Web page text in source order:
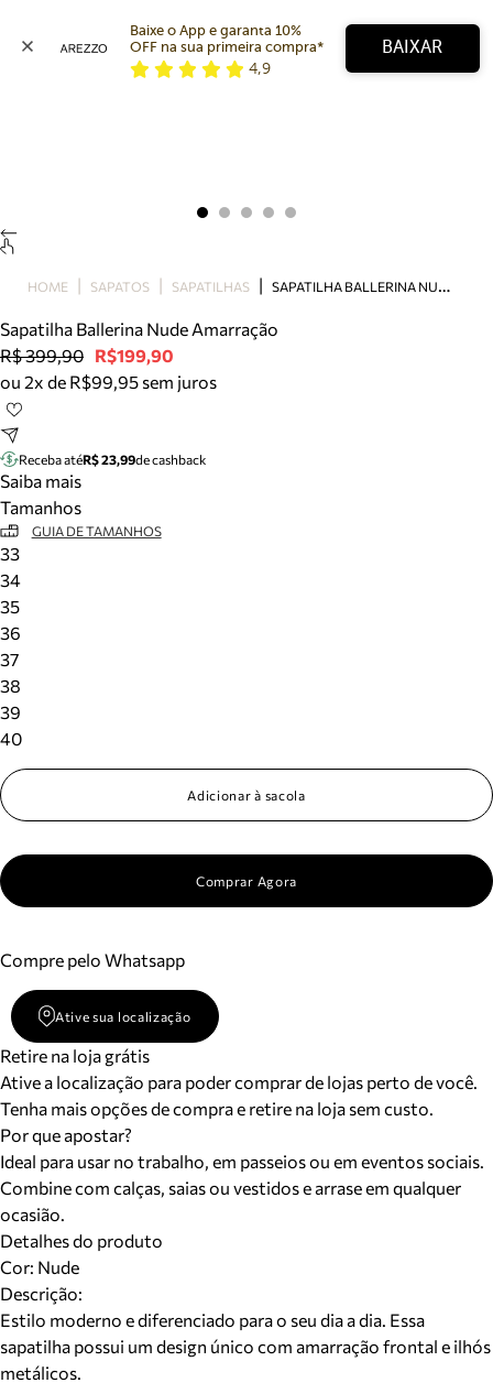
Bolsa
Tamanco
Tênis
Mule
Tire dúvidas sobre pedidos, devoluções e mais.
Meus pedidos
Acompanhe seus pedidos e solicite devoluções.
Baixe o App e garanta 10%
OFF na sua primeira compra*
4,9
BAIXAR
HOME SAPATOS SAPATILHAS S
APATILHA BALLERINA NUDE AMARRAÇÃO
Sapatilha Ballerina Nude Amarração
R$ 399,90 R$199,90
ou 2x de R$99,95 sem juros
Receba atéR$ 23,99de cashback
Saiba mais
Tamanhos
GUIA DE TAMANHOS
33
34
35
36
37
38
39
40
Adicionar à sacola
Comprar Agora
Compre pelo Whatsapp
Ative sua localização
Retire na loja grátis
Ative a localização para poder comprar de lojas perto de você.
Tenha mais opções de compra e retire na loja sem custo.
Por que apostar?
Ideal para usar no trabalho, em passeios ou em eventos sociais.
Combine com calças, saias ou vestidos e arrase em qualquer
ocasião.
Detalhes do produto
Cor: Nude
Descrição:
Estilo moderno e diferenciado para o seu dia a dia. Essa
sapatilha possui um design único com amarração frontal e ilhós
metálicos.